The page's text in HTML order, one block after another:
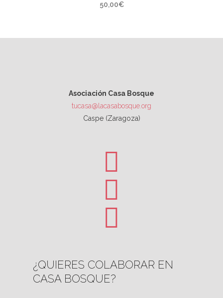
50,00€
Asociación Casa Bosque
tucasa@lacasabosque.org
Caspe (Zaragoza)
¿QUIERES COLABORAR EN
CASA BOSQUE?